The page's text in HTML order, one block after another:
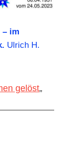
– im
Ulrich H.
gelöst„